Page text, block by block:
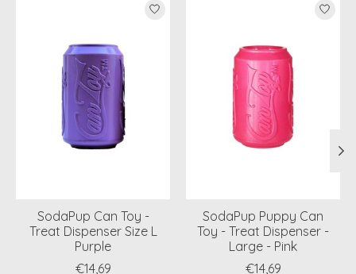
SodaPup Can Toy -
Treat Dispenser Size L
Purple
€14,69
SodaPup Puppy Can
Toy - Treat Dispenser -
Large - Pink
€14,69